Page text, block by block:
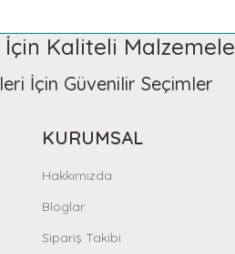
11/2025
Ekle
2.0 - M - 57-77 cm x 20 mm
İçin Kaliteli
İçin Güvenilir Seçimler
KURUMSAL
Hakkımızda
Bloglar
Sipariş Takibi